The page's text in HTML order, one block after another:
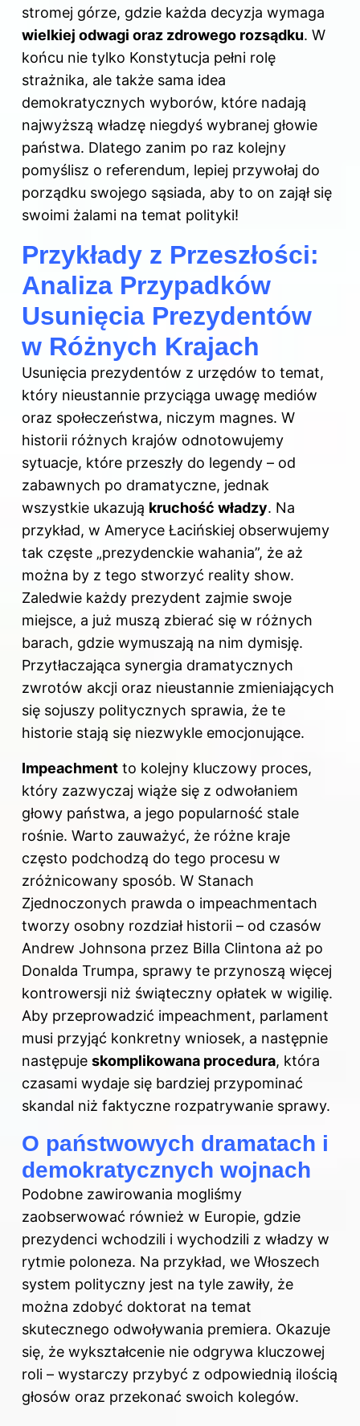
stromej górze, gdzie każda decyzja wymaga
wielkiej odwagi oraz zdrowego rozsądku. W
końcu nie tylko Konstytucja pełni rolę
strażnika, ale także sama idea
demokratycznych wyborów, które nadają
najwyższą władzę niegdyś wybranej głowie
państwa. Dlatego zanim po raz kolejny
pomyślisz o referendum, lepiej przywołaj do
porządku swojego sąsiada, aby to on zajął się
swoimi żalami na temat polityki!
Przykłady z Przeszłości:
Analiza Przypadków
Usunięcia Prezydentów
w Różnych Krajach
Usunięcia prezydentów z urzędów to temat,
który nieustannie przyciąga uwagę mediów
oraz społeczeństwa, niczym magnes. W
historii różnych krajów odnotowujemy
sytuacje, które przeszły do legendy – od
zabawnych po dramatyczne, jednak
wszystkie ukazują kruchość władzy. Na
przykład, w Ameryce Łacińskiej obserwujemy
tak częste „prezydenckie wahania”, że aż
można by z tego stworzyć reality show.
Zaledwie każdy prezydent zajmie swoje
miejsce, a już muszą zbierać się w różnych
barach, gdzie wymuszają na nim dymisję.
Przytłaczająca synergia dramatycznych
zwrotów akcji oraz nieustannie zmieniających
się sojuszy politycznych sprawia, że te
historie stają się niezwykle emocjonujące.
Impeachment to kolejny kluczowy proces,
który zazwyczaj wiąże się z odwołaniem
głowy państwa, a jego popularność stale
rośnie. Warto zauważyć, że różne kraje
często podchodzą do tego procesu w
zróżnicowany sposób. W Stanach
Zjednoczonych prawda o impeachmentach
tworzy osobny rozdział historii – od czasów
Andrew Johnsona przez Billa Clintona aż po
Donalda Trumpa, sprawy te przynoszą więcej
kontrowersji niż świąteczny opłatek w wigilię.
Aby przeprowadzić impeachment, parlament
musi przyjąć konkretny wniosek, a następnie
następuje skomplikowana procedura, która
czasami wydaje się bardziej przypominać
skandal niż faktyczne rozpatrywanie sprawy.
O państwowych dramatach i
demokratycznych wojnach
Podobne zawirowania mogliśmy
zaobserwować również w Europie, gdzie
prezydenci wchodzili i wychodzili z władzy w
rytmie poloneza. Na przykład, we Włoszech
system polityczny jest na tyle zawiły, że
można zdobyć doktorat na temat
skutecznego odwoływania premiera. Okazuje
się, że wykształcenie nie odgrywa kluczowej
roli – wystarczy przybyć z odpowiednią ilością
głosów oraz przekonać swoich kolegów.